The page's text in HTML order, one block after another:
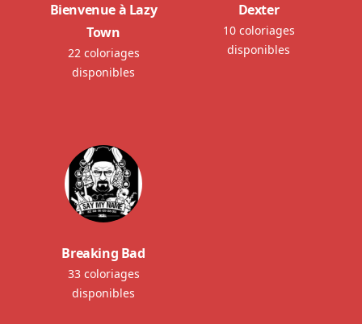
Bienvenue à Lazy
Town
22 coloriages
disponibles
Dexter
10 coloriages
disponibles
Breaking Bad
33 coloriages
disponibles